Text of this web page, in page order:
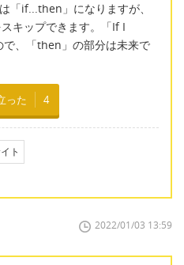
「if...then」になりますが、
キップできます。「If I
、「then」の部分は未来で
った 4
ト
2022/01/03 13:59